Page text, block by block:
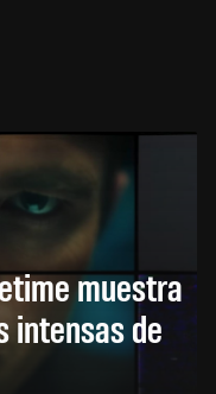
muestra
intensas de